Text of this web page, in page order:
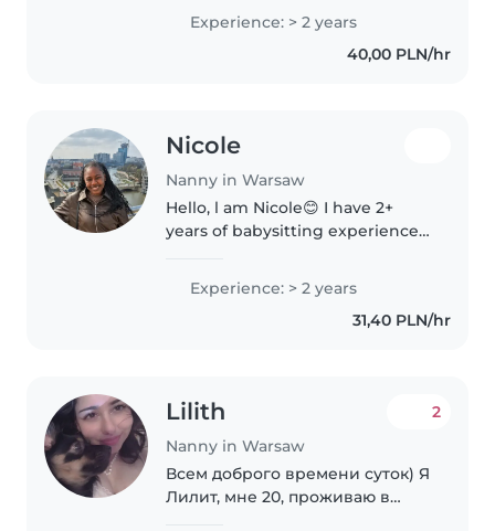
time from 08/08 until 16/08
About me: I am from Mexico,
taking care and teaching
Experience: > 2 years
40,00 PLN/hr
Nicole
Nanny in Warsaw
Hello, l am Nicole😊 I have 2+
years of babysitting experience,
preschoolers and school age
children. l love working with
kids and I'm looking forward..
Experience: > 2 years
31,40 PLN/hr
Lilith
Nanny in Warsaw
2
Всем доброго времени суток) Я
Лилит, мне 20, проживаю в